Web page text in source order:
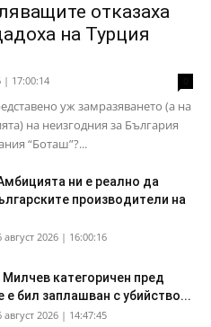
отказаха
на Турция
| 17:00:14
уж замразяването (а на
на неизгодния за България
“Боташ”?...
ни е реално да
производители на
август 2026 | 16:00:16
категоричен пред
е бил заплашван с убийство...
август 2026 | 14:47:45